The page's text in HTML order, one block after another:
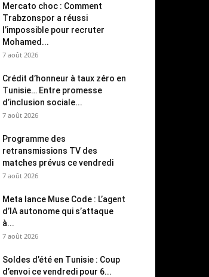
Mercato choc : Comment
Trabzonspor a réussi
l’impossible pour recruter
Mohamed...
7 août 2026
Crédit d’honneur à taux zéro en
Tunisie… Entre promesse
d’inclusion sociale...
7 août 2026
Programme des
retransmissions TV des
matches prévus ce vendredi
7 août 2026
Meta lance Muse Code : L’agent
d’IA autonome qui s’attaque
à...
7 août 2026
Soldes d’été en Tunisie : Coup
d’envoi ce vendredi pour 6...